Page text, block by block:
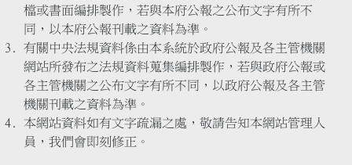
檔或書面編排製作，若與本府公報之公布文字有所不
同，以本府公報刊載之資料為準。
有關中央法規資料係由本系統於政府公報及各主管機關
網站所發布之法規資料蒐集編排製作，若與政府公報或
各主管機關之公布文字有所不同，以政府公報及各主管
機關刊載之資料為準。
本網站資料如有文字疏漏之處，敬請告知本網站管理人
員，我們會即刻修正。